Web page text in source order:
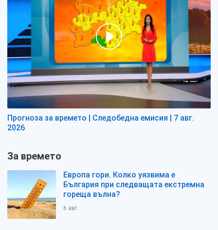
Прогноза за времето | Следобедна емисия | 7 авг.
2026
За времето
Европа гори. Колко уязвима е
България при следващата екстремна
гореща вълна?
6 авг